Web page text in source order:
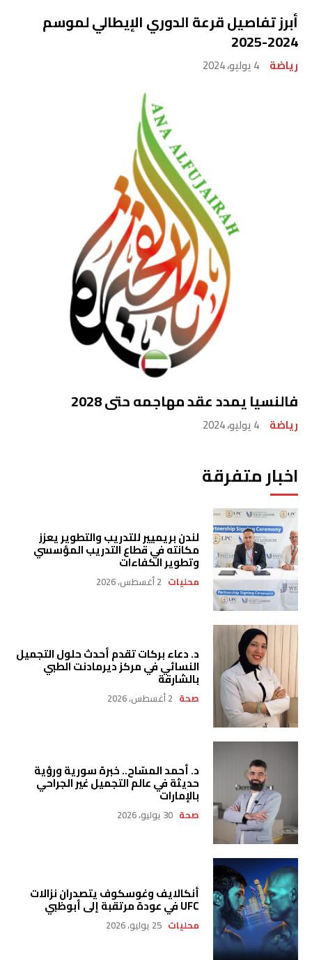
أبرز تفاصيل قرعة الدوري الإيطالي لموسم
2024-2025
رياضة 4 يوليو، 2024
فالنسيا يمدد عقد مهاجمه حتى 2028
رياضة 4 يوليو، 2024
اخبار متفرقة
لندن بريميير للتدريب والتطوير يعزز
مكانته في قطاع التدريب المؤسسي
وتطوير الكفاءات
محليات 2 أغسطس، 2026
د. دعاء بركات تقدم أحدث حلول التجميل
النسائي في مركز ديرمادنت الطبي
بالشارقة
صحة 2 أغسطس، 2026
د. أحمد المسّاح.. خبرة سورية ورؤية
حديثة في عالم التجميل غير الجراحي
بالإمارات
صحة 30 يوليو، 2026
أنكالايف وغوسكوف يتصدران نزالات
UFC في عودة مرتقبة إلى أبوظبي
محليات 25 يوليو، 2026